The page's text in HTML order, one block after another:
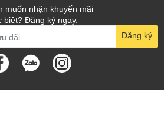
muốn nhận khuyến mãi
biệt? Đăng ký ngay.
Đăng ký